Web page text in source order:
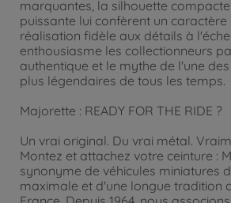
marquantes, la silhouette
puissante lui confèrent un caractère
réalisation fidèle aux détails à
enthousiasme les collectionneurs
authentique et le mythe de l'une
plus légendaires de tous les temps.
Majorette : READY FOR THE RIDE ?
Un vrai original. Du vrai métal.
Montez et attachez votre ceinture :
synonyme de véhicules miniatures
maximale et d'une longue tradition